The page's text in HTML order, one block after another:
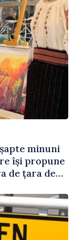
minuni
își propune
de țara de